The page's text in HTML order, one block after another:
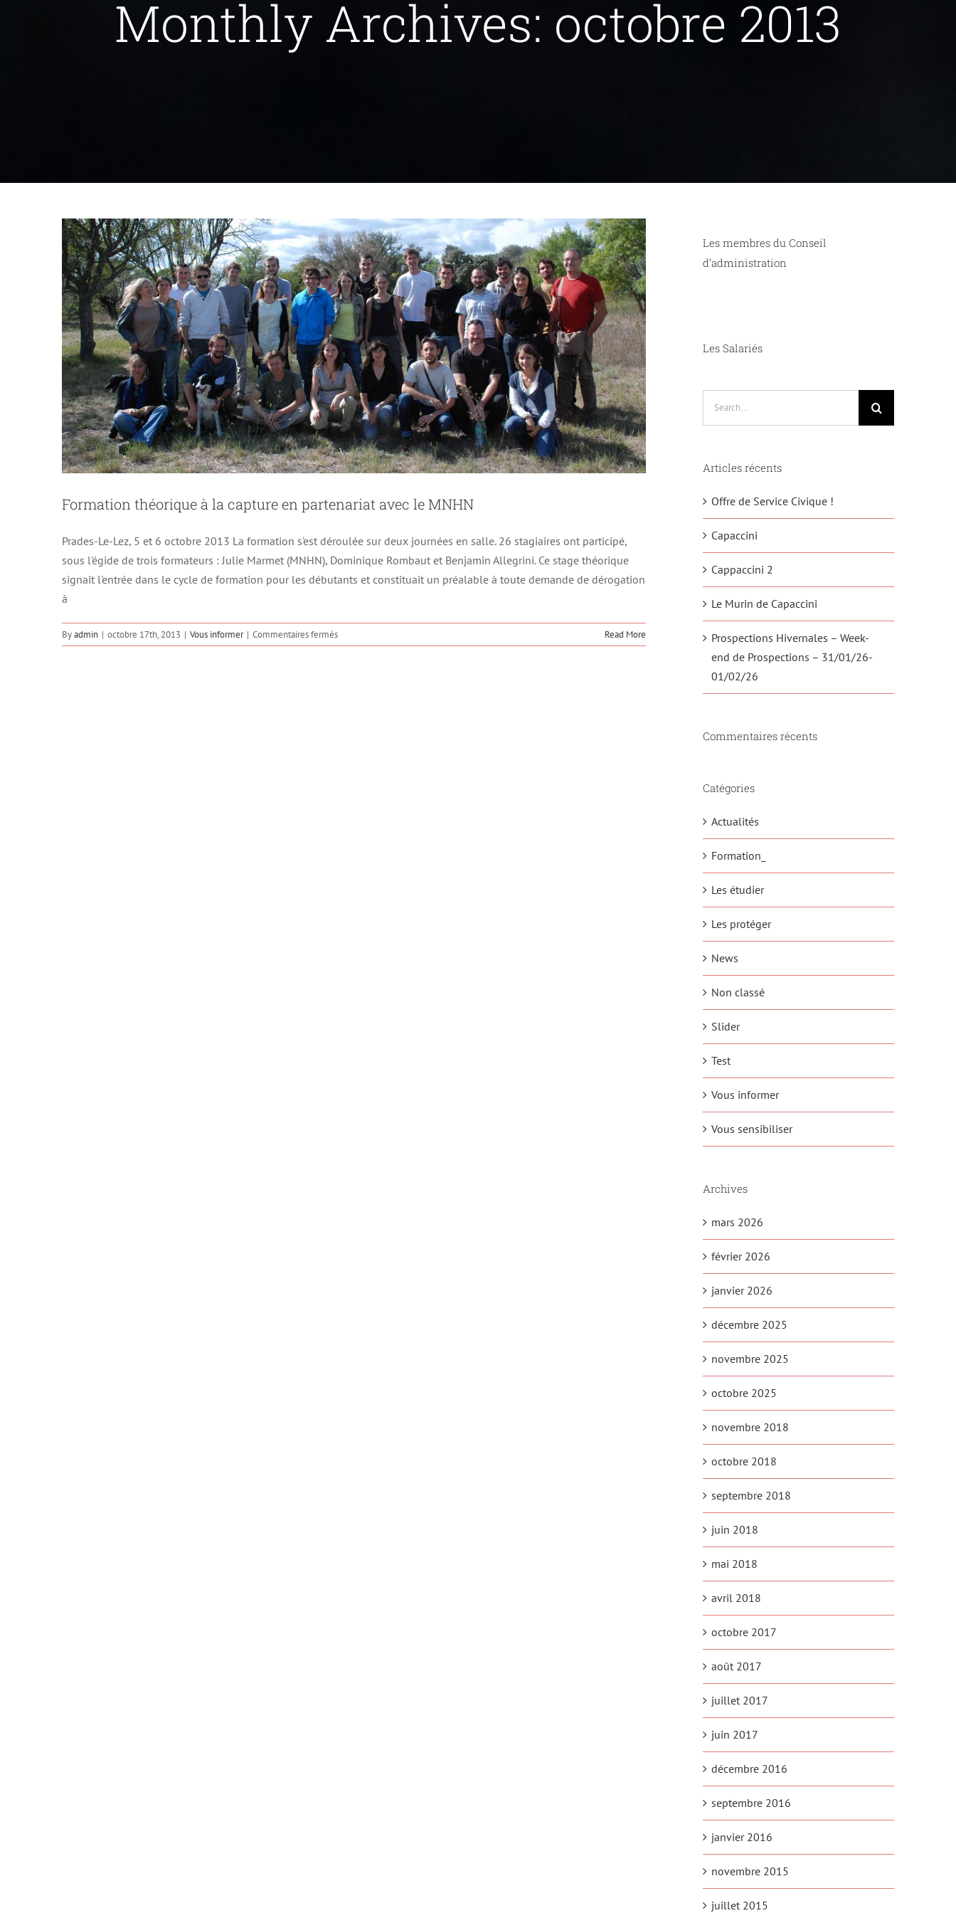
Monthly Archives: octobre 2013
Formation théorique à la capture en partenariat avec le MNHN
Prades-Le-Lez, 5 et 6 octobre 2013 La formation s'est déroulée sur deux journées en salle. 26 stagiaires ont participé,
sous l'égide de trois formateurs : Julie Marmet (MNHN), Dominique Rombaut et Benjamin Allegrini. Ce stage théorique
signait l'entrée dans le cycle de formation pour les débutants et constituait un préalable à toute demande de dérogation
à
Byadmin | octobre 17th, 2013 | Vous informer | Commentaires ferméssur
Formation
Read More
Les membres du Conseil
d’administration
Les Salariés
Articles récents
Offre de Service Civique !
Capaccini
Cappaccini 2
Le Murin de Capaccini
Prospections Hivernales – Week-
end de Prospections – 31/01/26-
01/02/26
Commentaires récents
Catégories
Actualités
Formation_
Les étudier
Les protéger
News
Non classé
Slider
Test
Vous informer
Vous sensibiliser
Archives
mars 2026
février 2026
janvier 2026
décembre 2025
novembre 2025
octobre 2025
novembre 2018
octobre 2018
septembre 2018
juin 2018
mai 2018
avril 2018
octobre 2017
août 2017
juillet 2017
juin 2017
décembre 2016
septembre 2016
janvier 2016
novembre 2015
juillet 2015